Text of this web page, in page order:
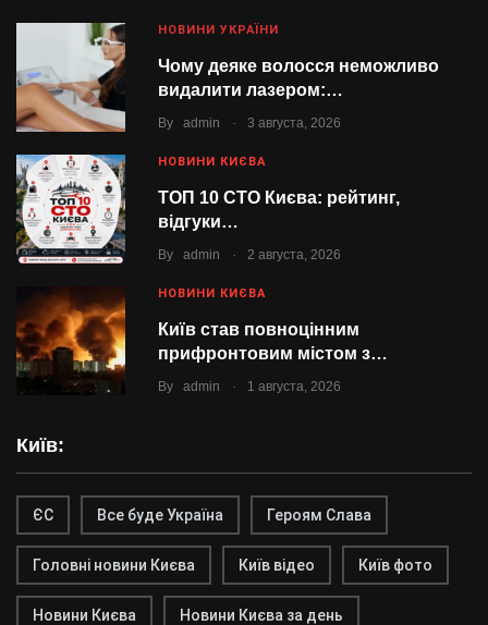
НОВИНИ УКРАЇНИ
Чому деяке волосся неможливо
видалити лазером:…
By admin . 3 августа, 2026
НОВИНИ КИЄВА
ТОП 10 СТО Києва: рейтинг,
відгуки…
By admin . 2 августа, 2026
НОВИНИ КИЄВА
Київ став повноцінним
прифронтовим містом з…
By admin . 1 августа, 2026
Київ:
ЄС Все буде Україна Героям Слава
Головні новини Києва Київ відео Київ фото
Новини Києва Новини Києва за день